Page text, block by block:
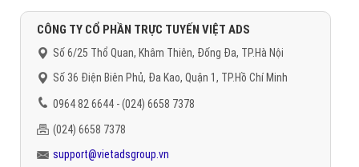
CÔNG TY CỔ PHẦN TRỰC TUYẾN VIỆT ADS
Số 6/25 Thổ Quan, Khâm Thiên, Đống Đa, TP.Hà Nội
Số 36 Điện Biên Phủ, Đa Kao, Quận 1, TP.Hồ Chí Minh
0964 82 6644 - (024) 6658 7378
(024) 6658 7378
support@vietadsgroup.vn